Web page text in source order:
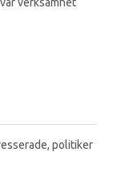
politiker